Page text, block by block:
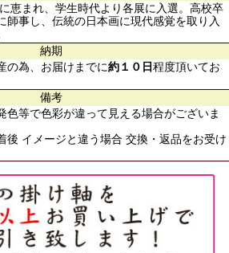
恵まれ、学生時代より各展に入選。高校卒
師事し、伝統の日本画に現代感覚を取り入
納期
の為、お届けまでに約１０日 程度頂いてお
備考
等で色彩が違って見える場合がございま
後 イメージと違う場合 交換・返品をお受け